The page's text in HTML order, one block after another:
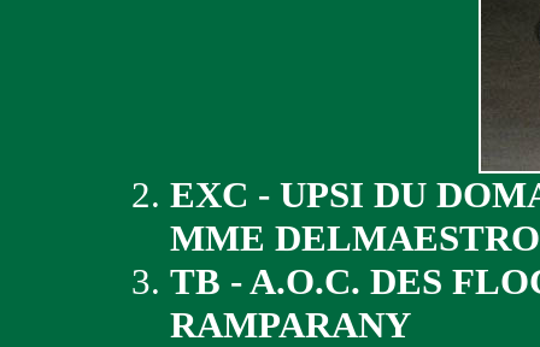
EXC - UPSI DU
MME DELMAESTRO
TB - A.O.C. DES
RAMPARANY